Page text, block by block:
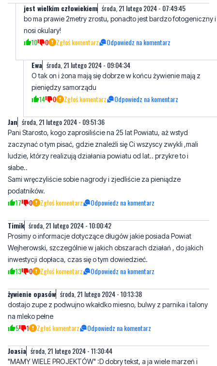
10 0 Zgłoś komentarz Odpowiedz na komentarz
Ewa środa, 21 lutego 2024 - 09:04:34
O tak on i żona mają się dobrze w końcu żywienie mają z
14 0 Zgłoś komentarz Odpowiedz na komentarz
środa, 21 lutego 2024 - 09:51:36
Pani Starosto, kogo zaprosiliście na 25 lat Powiatu, aż wstyd
ludzie, którzy realizują działania powiatu od lat.. przykre to i
słabe..
Sami wręczyliście sobie nagrody i zjedliście za pieniądze
podatników.
17
Timik środa, 21 lutego 2024 - 10:00:42
Prosimy o informacje dotyczące długów jakie posiada Powiat
inwestycji dopłaca, czas się o tym dowiedzieć.
13 0 Zgłoś komentarz Odpowiedz na komentarz
żywienie opasów środa, 21 lutego 2024 - 10:13:38
dostajo zupe z podwujno wkałdko miesno, bulwy z parnika i talony
5 1 Zgłoś komentarz Odpowiedz na komentarz
Joasia środa, 21 lutego 2024 - 11:30:44
"MAMY WIELE PROJEKTÓW" :D dobry tekst, a ja wiele marzeń i
9 1 Zgłoś komentarz Odpowiedz na komentarz